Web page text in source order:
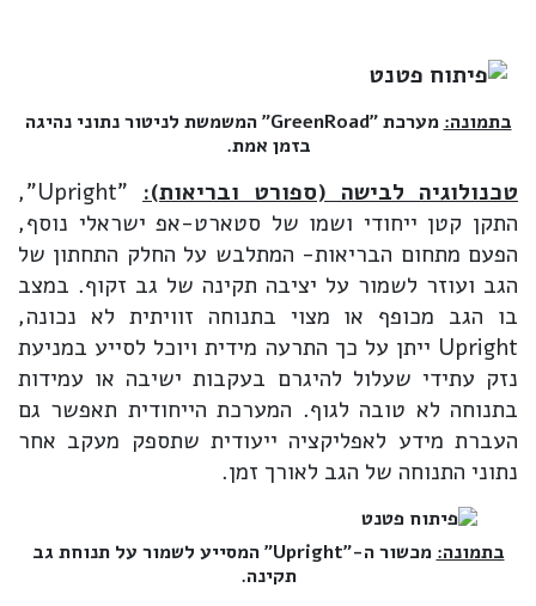
בתמונה:
מערכת "GreenRoad" המשמשת לניטור נתוני נהיגה
בזמן אמת.
טכנולוגיה לבישה (ספורט ובריאות):
"Upright",
התקן קטן ייחודי ושמו של סטארט-אפ ישראלי נוסף,
הפעם מתחום הבריאות- המתלבש על החלק התחתון של
הגב ועוזר לשמור על יציבה תקינה של גב זקוף. במצב
בו הגב מכופף או מצוי בתנוחה זוויתית לא נכונה,
Upright ייתן על כך התרעה מידית ויוכל לסייע במניעת
נזק עתידי שעלול להיגרם בעקבות ישיבה או עמידות
בתנוחה לא טובה לגוף. המערכת הייחודית תאפשר גם
העברת מידע לאפליקציה ייעודית שתספק מעקב אחר
נתוני התנוחה של הגב לאורך זמן.
בתמונה:
מכשור ה-"Upright" המסייע לשמור על תנוחת גב
תקינה.